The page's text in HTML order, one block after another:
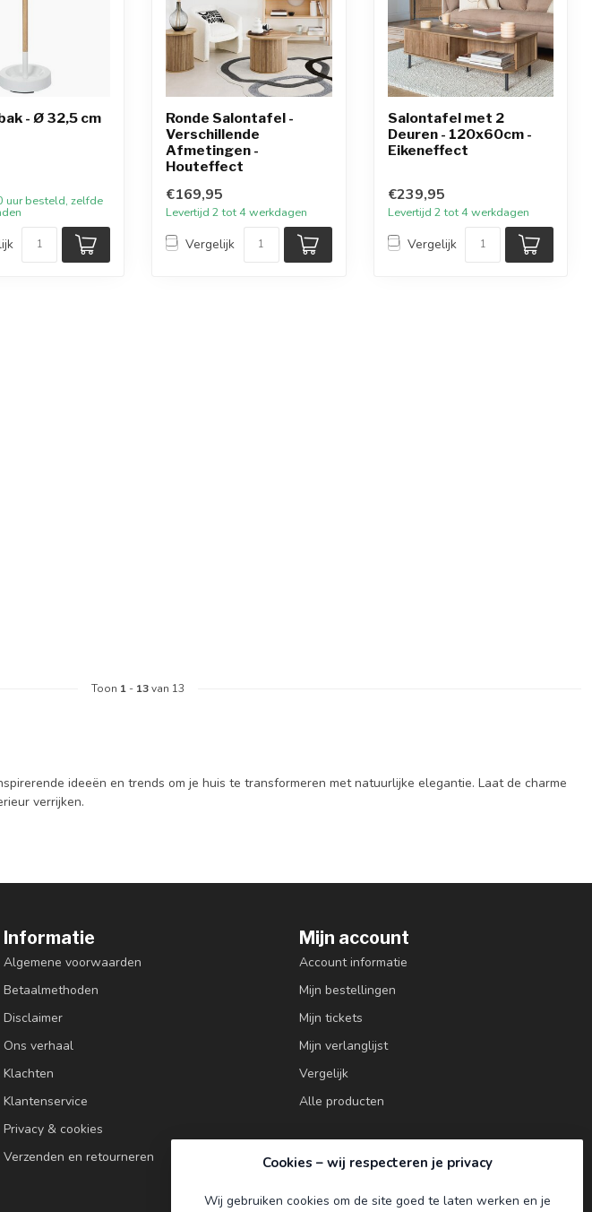
- Ø 32,5 cm
uur besteld, zelfde
Ronde Salontafel -
Verschillende
Afmetingen -
Houteffect
€169,95
Levertijd 2 tot 4 werkdagen
Vergelijk
Salontafel met 2
Deuren - 120x60cm -
Eikeneffect
€239,95
Levertijd 2 tot 4 werkdagen
Vergelijk
Toon 1 - 13van 13
ideeën en trends om je huis te transformeren met natuurlijke elegantie. Laat de charme
verrijken.
Informatie
Algemene voorwaarden
Betaalmethoden
Disclaimer
Ons verhaal
Klachten
Klantenservice
Privacy & cookies
Verzenden en retourneren
Mijn account
Account informatie
Mijn bestellingen
Mijn tickets
Mijn verlanglijst
Vergelijk
Alle producten
Cookies – wij respecteren je privacy
Wij gebruiken cookies om de site goed te laten werken en je